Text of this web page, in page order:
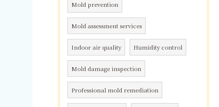
Mold prevention
Mold assessment services
Indoor air quality Humidity control
Mold damage inspection
Professional mold remediation